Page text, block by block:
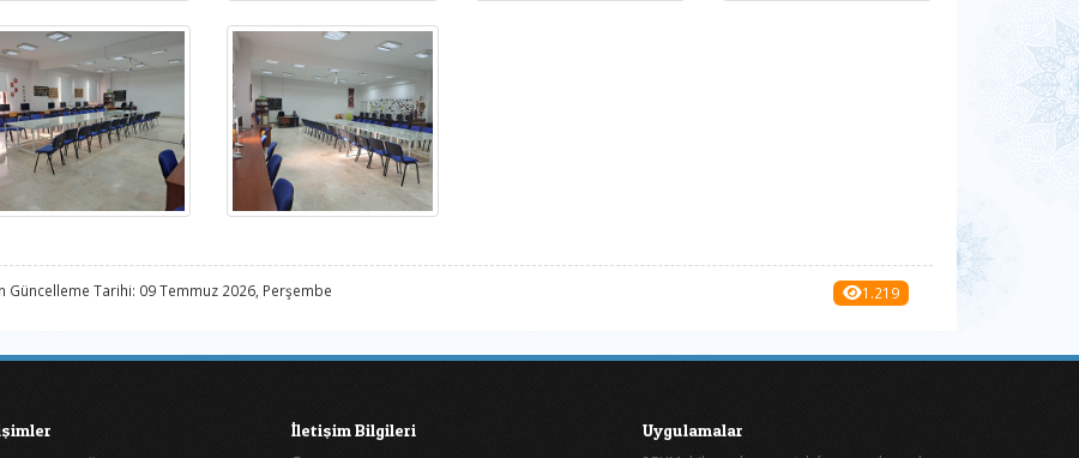
Güncelleme Tarihi: 09 Temmuz 2026, Perşembe 1.219
İletişim Bilgileri Uygulamalar